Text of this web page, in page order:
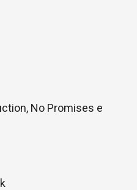
No Promises e